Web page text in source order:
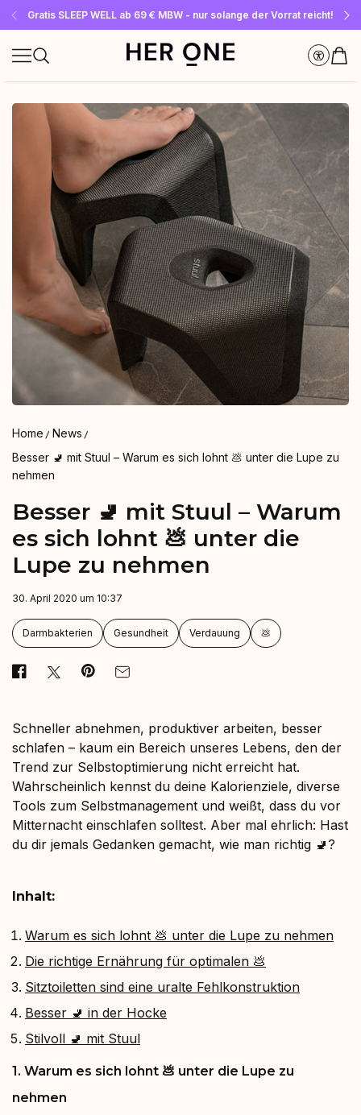
Gratis SLEEP WELL ab 69 € MBW - nur solange der Vorrat reicht!
Jetzt Newsletter abonnieren und 10 €-Gutschein sichern
Bis zu 30 % sparen mit unseren Spar-Abos
Home
News
Besser 🚽 mit Stuul – Warum es sich lohnt 💩 unter die Lupe zu
nehmen
Besser 🚽 mit Stuul – Warum
es sich lohnt 💩 unter die
Lupe zu nehmen
30. April 2020 um 10:37
Darmbakterien Gesundheit Verdauung 💩
Schneller abnehmen, produktiver arbeiten, besser
schlafen – kaum ein Bereich unseres Lebens, den der
Trend zur Selbstoptimierung nicht erreicht hat.
Wahrscheinlich kennst du deine Kalorienziele, diverse
Tools zum Selbstmanagement und weißt, dass du vor
Mitternacht einschlafen solltest. Aber mal ehrlich: Hast
du dir jemals Gedanken gemacht, wie man richtig 🚽?
Inhalt:
Warum es sich lohnt 💩 unter die Lupe zu nehmen
Die richtige Ernährung für optimalen 💩
Sitztoiletten sind eine uralte Fehlkonstruktion
Besser 🚽 in der Hocke
Stilvoll 🚽 mit Stuul
1. Warum es sich lohnt 💩 unter die Lupe zu
nehmen